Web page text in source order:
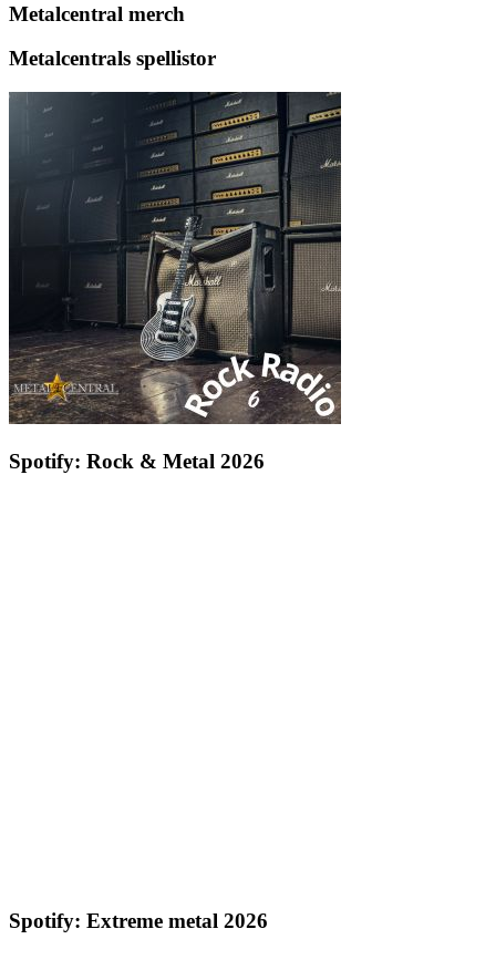
Metalcentral merch
Metalcentrals spellistor
Spotify: Rock & Metal 2026
Spotify: Extreme metal 2026